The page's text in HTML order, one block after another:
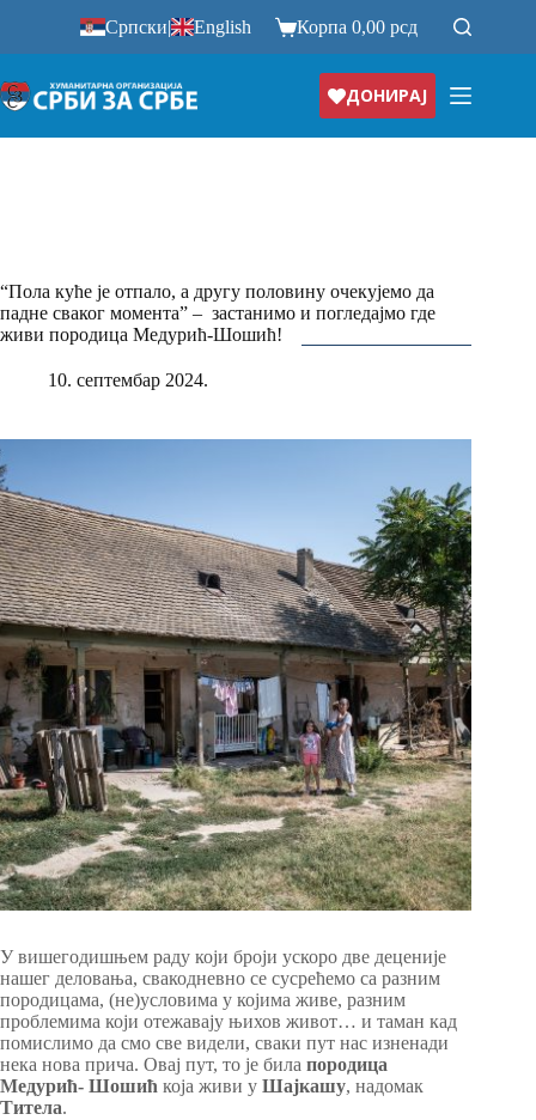
Српски| English Корпа0,00рсд
ДОНИРАЈ
“Пола куће је отпало, а другу половину очекујемо да
падне сваког момента” – застанимо и погледајмо где
живи породица Медурић-Шошић!
10. септембар 2024.
У вишегодишњем раду који броји ускоро две деценије
нашег деловања, свакодневно се сусрећемо са разним
породицама, (не)условима у којима живе, разним
проблемима који отежавају њихов живот… и таман кад
помислимо да смо све видели, сваки пут нас изненади
нека нова прича. Овај пут, то је била породица
Медурић- Шошић која живи у Шајкашу, надомак
Титела.